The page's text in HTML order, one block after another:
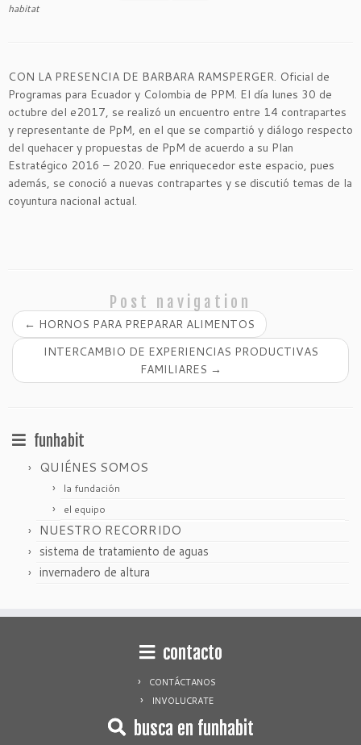
habitat
CON LA PRESENCIA DE BARBARA RAMSPERGER. Oficial de
Programas para Ecuador y Colombia de PPM. El día lunes 30 de
octubre del e2017, se realizó un encuentro entre 14 contrapartes
y representante de PpM, en el que se compartió y diálogo respecto
del quehacer y propuestas de PpM de acuerdo a su Plan
Estratégico 2016 – 2020. Fue enriquecedor este espacio, pues
además, se conoció a nuevas contrapartes y se discutió temas de la
coyuntura nacional actual.
Post navigation
← HORNOS PARA PREPARAR ALIMENTOS
INTERCAMBIO DE EXPERIENCIAS PRODUCTIVAS
FAMILIARES →
funhabit
QUIÉNES SOMOS
la fundación
el equipo
NUESTRO RECORRIDO
sistema de tratamiento de aguas
invernadero de altura
contacto
CONTÁCTANOS
INVOLUCRATE
busca en funhabit